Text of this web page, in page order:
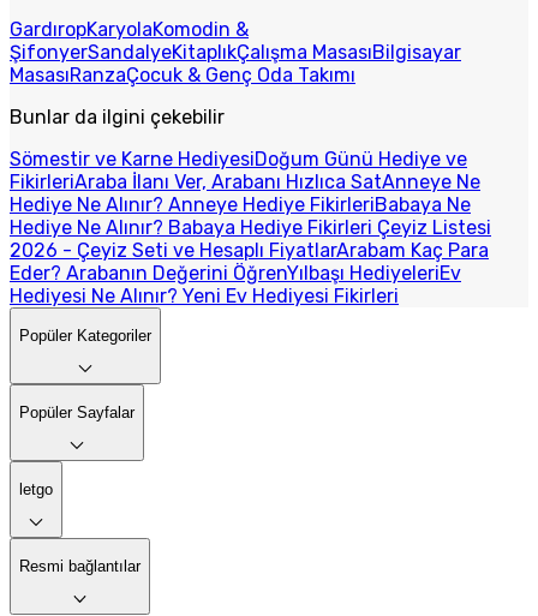
GardıropKaryolaKomodin &
ŞifonyerSandalyeKitaplıkÇalışma MasasıBilgisayar
MasasıRanzaÇocuk & Genç Oda Takımı
Bunlar da ilgini çekebilir
Sömestir ve Karne HediyesiDoğum Günü Hediye ve
FikirleriAraba İlanı Ver, Arabanı Hızlıca SatAnneye Ne
Hediye Ne Alınır? Anneye Hediye FikirleriBabaya Ne
Hediye Ne Alınır? Babaya Hediye Fikirleri Çeyiz Listesi
2026 - Çeyiz Seti ve Hesaplı FiyatlarArabam Kaç Para
Eder? Arabanın Değerini ÖğrenYılbaşı HediyeleriEv
Hediyesi Ne Alınır? Yeni Ev Hediyesi Fikirleri
Popüler Kategoriler
Popüler Sayfalar
letgo
Resmi bağlantılar